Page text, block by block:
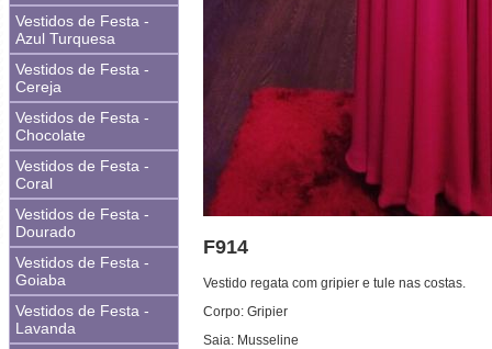
Vestidos de Festa -
Azul Turquesa
Vestidos de Festa -
Cereja
Vestidos de Festa -
Chocolate
Vestidos de Festa -
Coral
Vestidos de Festa -
Dourado
Vestidos de Festa -
Goiaba
Vestidos de Festa -
Lavanda
F914
Vestido regata com gripier e tule nas costas.
Corpo: Gripier
Saia: Musseline